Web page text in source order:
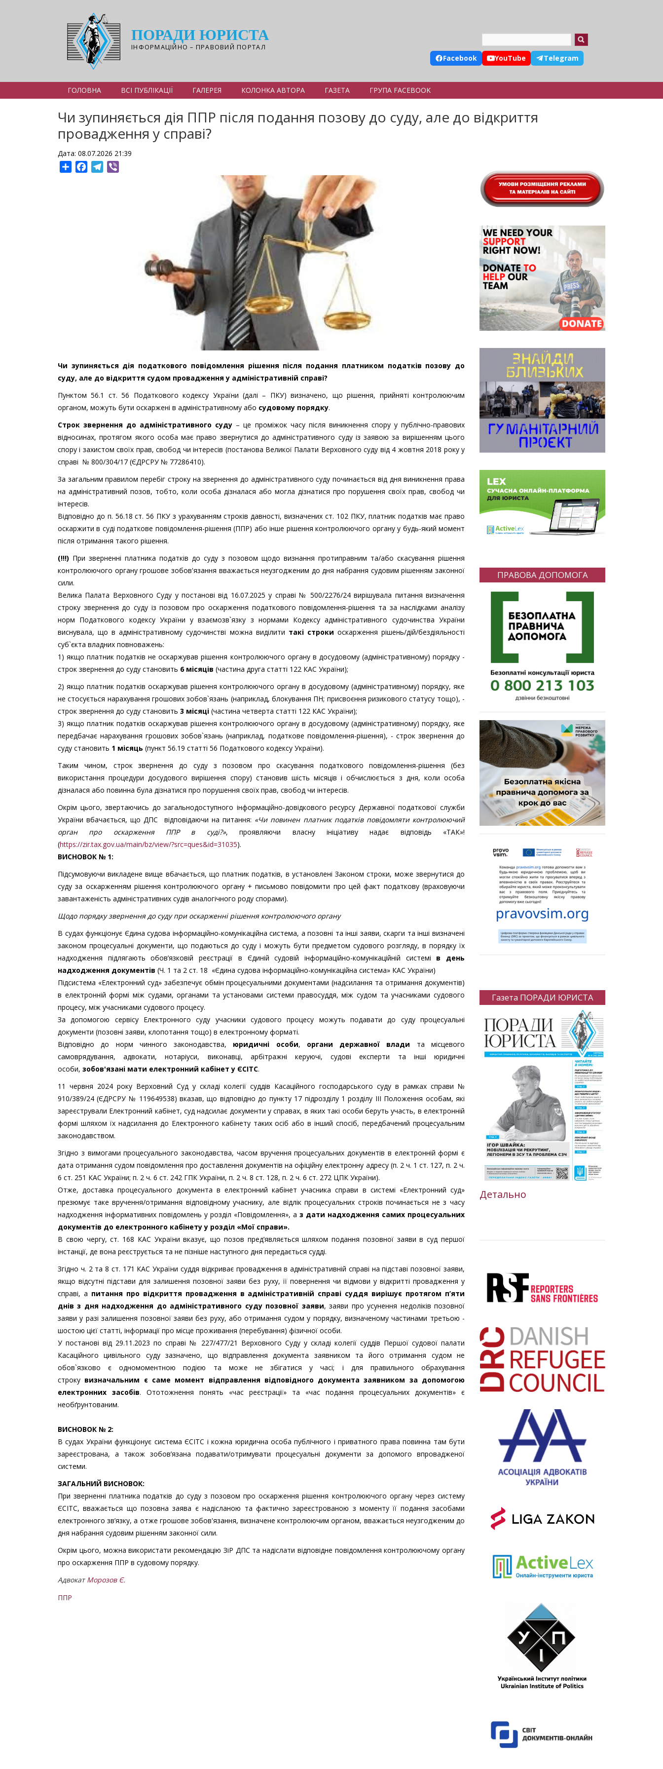
ПОРАДИ ЮРИСТА
ІНФОРМАЦІЙНО – ПРАВОВИЙ ПОРТАЛ
Facebook YouTube Telegram
ГОЛОВНА ВСІ ПУБЛІКАЦІЇ ГАЛЕРЕЯ КОЛОНКА АВТОРА ГАЗЕТА ГРУПА FACEBOOK
Чи зупиняється дія ППР після подання позову до суду, але до відкриття
провадження у справі?
Дата: 08.07.2026 21:39
ShareFacebookTelegram
Чи зупиняється дія податкового повідомлення рішення після подання платником податків позову до
суду, але до відкриття судом провадження у адміністративній справі?
Пунктом 56.1 ст. 56 Податкового кодексу України (далі – ПКУ) визначено, що рішення, прийняті контролюючим
органом, можуть бути оскаржені в адміністративному або судовому порядку.
Строк звернення до адміністративного суду – це проміжок часу після виникнення спору у публічно-правових
відносинах, протягом якого особа має право звернутися до адміністративного суду із заявою за вирішенням цього
спору і захистом своїх прав, свобод чи інтересів (постанова Великої Палати Верховного суду від 4 жовтня 2018 року у
справі № 800/304/17 (ЄДРСРУ № 77286410).
За загальним правилом перебіг строку на звернення до адміністративного суду починається від дня виникнення права
на адміністративний позов, тобто, коли особа дізналася або могла дізнатися про порушення своїх прав, свобод чи
інтересів.
Відповідно до п. 56.18 ст. 56 ПКУ з урахуванням строків давності, визначених ст. 102 ПКУ, платник податків має право
оскаржити в суді податкове повідомлення-рішення (ППР) або інше рішення контролюючого органу у будь-який момент
після отримання такого рішення.
(!!!) При зверненні платника податків до суду з позовом щодо визнання протиправним та/або скасування рішення
контролюючого органу грошове зобов'язання вважається неузгодженим до дня набрання судовим рішенням законної
сили.
Велика Палата Верховного Суду у постанові від 16.07.2025 у справі № 500/2276/24 вирішувала питання визначення
строку звернення до суду із позовом про оскарження податкового повідомлення-рішення та за наслідками аналізу
норм Податкового кодексу України у взаємозв`язку з нормами Кодексу адміністративного судочинства України
виснувала, що в адміністративному судочинстві можна виділити такі строки оскарження рішень/дій/бездіяльності
суб`єкта владних повноважень:
1) якщо платник податків не оскаржував рішення контролюючого органу в досудовому (адміністративному) порядку -
строк звернення до суду становить 6 місяців (частина друга статті 122 КАС України);
2) якщо платник податків оскаржував рішення контролюючого органу в досудовому (адміністративному) порядку, яке
не стосується нарахування грошових зобов`язань (наприклад, блокування ПН; присвоєння ризикового статусу тощо), -
строк звернення до суду становить 3 місяці (частина четверта статті 122 КАС України);
3) якщо платник податків оскаржував рішення контролюючого органу в досудовому (адміністративному) порядку, яке
передбачає нарахування грошових зобов`язань (наприклад, податкове повідомлення-рішення), - строк звернення до
суду становить 1 місяць (пункт 56.19 статті 56 Податкового кодексу України).
Таким чином, строк звернення до суду з позовом про скасування податкового повідомлення-рішення (без
використання процедури досудового вирішення спору) становив шість місяців і обчислюється з дня, коли особа
дізналася або повинна була дізнатися про порушення своїх прав, свобод чи інтересів.
Окрім цього, звертаючись до загальнодоступного інформаційно-довідкового ресурсу Державної податкової служби
України вбачається, що ДПС відповідаючи на питання: «Чи повинен платник податків повідомляти контролюючий
орган про оскарження ППР в суді?», проявляючи власну ініціативу надає відповідь «ТАК»!
(https://zir.tax.gov.ua/main/bz/view/?src=ques&id=31035).
ВИСНОВОК № 1:
Підсумовуючи викладене вище вбачається, що платник податків, в установлені Законом строки, може звернутися до
суду за оскарженням рішення контролюючого органу + письмово повідомити про цей факт податкову (враховуючи
завантаженість адміністративних судів аналогічного роду спорами).
Щодо порядку звернення до суду при оскарженні рішення контролюючого органу
В судах функціонує Єдина судова інформаційно-комунікаційна система, а позовні та інші заяви, скарги та інші визначені
законом процесуальні документи, що подаються до суду і можуть бути предметом судового розгляду, в порядку їх
надходження підлягають обов’язковій реєстрації в Єдиній судовій інформаційно-комунікаційній системі в день
надходження документів (Ч. 1 та 2 ст. 18 «Єдина судова інформаційно-комунікаційна система» КАС України)
Підсистема «Електронний суд» забезпечує обмін процесуальними документами (надсилання та отримання документів)
в електронній формі між судами, органами та установами системи правосуддя, між судом та учасниками судового
процесу, між учасниками судового процесу.
За допомогою сервісу Електронного суду учасники судового процесу можуть подавати до суду процесуальні
документи (позовні заяви, клопотання тощо) в електронному форматі.
Відповідно до норм чинного законодавства, юридичні особи, органи державної влади та місцевого
самоврядування, адвокати, нотаріуси, виконавці, арбітражні керуючі, судові експерти та інші юридичні
особи, зобов'язані мати електронний кабінет у ЄСІТС.
11 червня 2024 року Верховний Суд у складі колегії суддів Касаційного господарського суду в рамках справи №
910/389/24 (ЄДРСРУ № 119649538) вказав, що відповідно до пункту 17 підрозділу 1 розділу III Положення особам, які
зареєстрували Електронний кабінет, суд надсилає документи у справах, в яких такі особи беруть участь, в електронній
формі шляхом їх надсилання до Електронного кабінету таких осіб або в інший спосіб, передбачений процесуальним
законодавством.
Згідно з вимогами процесуального законодавства, часом вручення процесуальних документів в електронній формі є
дата отримання судом повідомлення про доставлення документів на офіційну електронну адресу (п. 2 ч. 1 ст. 127, п. 2 ч.
6 ст. 251 КАС України; п. 2 ч. 6 ст. 242 ГПК України, п. 2 ч. 8 ст. 128, п. 2 ч. 6 ст. 272 ЦПК України).
Отже, доставка процесуального документа в електронний кабінет учасника справи в системі «Електронний суд»
презюмує таке вручення/отримання відповідному учаснику, але відлік процесуальних строків починається не з часу
надходження інформативних повідомлень у розділ «Повідомлення», а з дати надходження самих процесуальних
документів до електронного кабінету у розділ «Мої справи».
В свою чергу, ст. 168 КАС України вказує, що позов пред’являється шляхом подання позовної заяви в суд першої
інстанції, де вона реєструється та не пізніше наступного дня передається судді.
Згідно ч. 2 та 8 ст. 171 КАС України суддя відкриває провадження в адміністративній справі на підставі позовної заяви,
якщо відсутні підстави для залишення позовної заяви без руху, її повернення чи відмови у відкритті провадження у
справі, а питання про відкриття провадження в адміністративній справі суддя вирішує протягом п’яти
днів з дня надходження до адміністративного суду позовної заяви, заяви про усунення недоліків позовної
заяви у разі залишення позовної заяви без руху, або отримання судом у порядку, визначеному частинами третьою -
шостою цієї статті, інформації про місце проживання (перебування) фізичної особи.
У постанові від 29.11.2023 по справі № 227/477/21 Верховного Суду у складі колегії суддів Першої судової палати
Касаційного цивільного суду зазначено, що відправлення документа заявником та його отримання судом не
обов`язково є одномоментною подією та може не збігатися у часі; і для правильного обрахування
строку визначальним є саме момент відправлення відповідного документа заявником за допомогою
електронних засобів. Ототожнення понять «час реєстрації» та «час подання процесуальних документів» є
необґрунтованим.
ВИСНОВОК № 2:
В судах України функціонує система ЄСІТС і кожна юридична особа публічного і приватного права повинна там бути
зареєстрована, а також зобов’язана подавати/отримувати процесуальні документи за допомого впровадженої
системи.
ЗАГАЛЬНИЙ ВИСНОВОК:
При зверненні платника податків до суду з позовом про оскарження рішення контролюючого органу через систему
ЄСІТС, вважається що позовна заява є надісланою та фактично зареєстрованою з моменту її подання засобами
електронного зв’язку, а отже грошове зобов'язання, визначене контролюючим органом, вважається неузгодженим до
дня набрання судовим рішенням законної сили.
Окрім цього, можна використати рекомендацію ЗіР ДПС та надіслати відповідне повідомлення контролюючому органу
про оскарження ППР в судовому порядку.
Адвокат Морозов Є.
ППР
ПРАВОВА ДОПОМОГА
Газета ПОРАДИ ЮРИСТА
Детально